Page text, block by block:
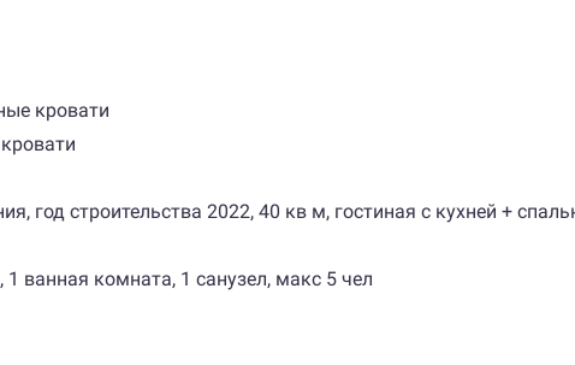
кровати
год строительства 2022, 40 кв м, гостиная с кухней +
ванная комната, 1 санузел, макс 5 чел